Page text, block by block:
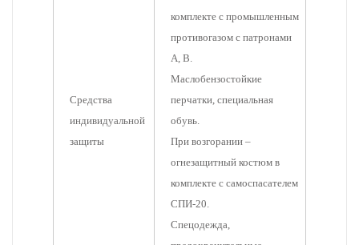
Средства
индивидуальной
защиты
комплекте с промышленным
противогазом с патронами
А, В.
Маслобензостойкие
перчатки, специальная
обувь.
При возгорании –
огнезащитный костюм в
комплекте с самоспасателем
СПИ-20.
Спецодежда,